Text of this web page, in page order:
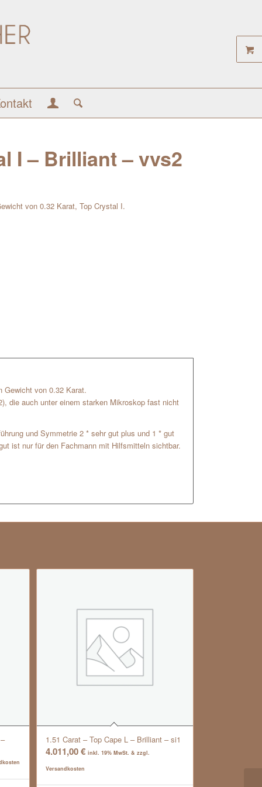
I – Brilliant – vvs2
von 0.32 Karat, Top Crystal I.
Gewicht von 0.32 Karat.
die auch unter einem starken Mikroskop fast nicht
und Symmetrie 2 * sehr gut plus und 1 * gut
ist nur für den Fachmann mit Hilfsmitteln sichtbar.
1.51 Carat – Top Cape L – Brilliant – si1
4.011,00€ inkl. 19% MwSt. & zzgl.
Versandkosten